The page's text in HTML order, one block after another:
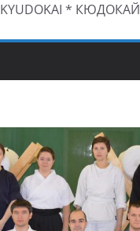
KYUDOKAI * КЮДОКАЙ